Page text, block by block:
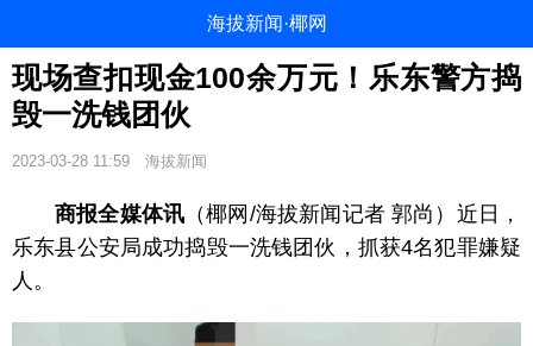
海拔新闻·椰网
现场查扣现金100余万元！乐东警方捣
毁一洗钱团伙
2023-03-28 11:59 海拔新闻
商报全媒体讯 （椰网/海拔新闻记者 郭尚）近日，
乐东县公安局成功捣毁一洗钱团伙，抓获4名犯罪嫌疑
人。